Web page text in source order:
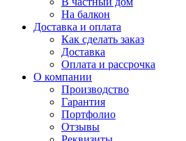
На балкон
Доставка и оплата
Как сделать заказ
Доставка
Оплата и рассрочка
О компании
Производство
Гарантия
Портфолио
Отзывы